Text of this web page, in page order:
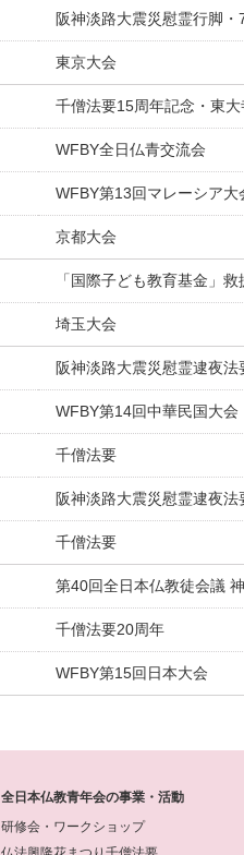
阪神淡路大震災慰霊行脚・
東京大会
千僧法要15周年記念・東
WFBY全日仏青交流会
WFBY第13回マレーシア大
京都大会
「国際子ども教育基金」
埼玉大会
阪神淡路大震災慰霊逮夜
WFBY第14回中華民国大会
千僧法要
阪神淡路大震災慰霊逮夜
千僧法要
第40回全日本仏教徒会議
千僧法要20周年
WFBY第15回日本大会
全日本仏教青年会の事業・活動
研修会・ワークショップ